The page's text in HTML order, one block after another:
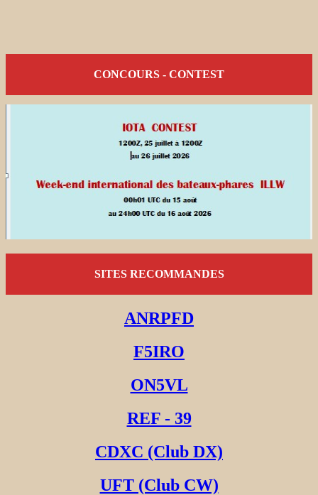
CONCOURS - CONTEST
SITES RECOMMANDES
ANRPFD
F5IRO
ON5VL
REF - 39
CDXC (Club DX)
UFT (Club CW)